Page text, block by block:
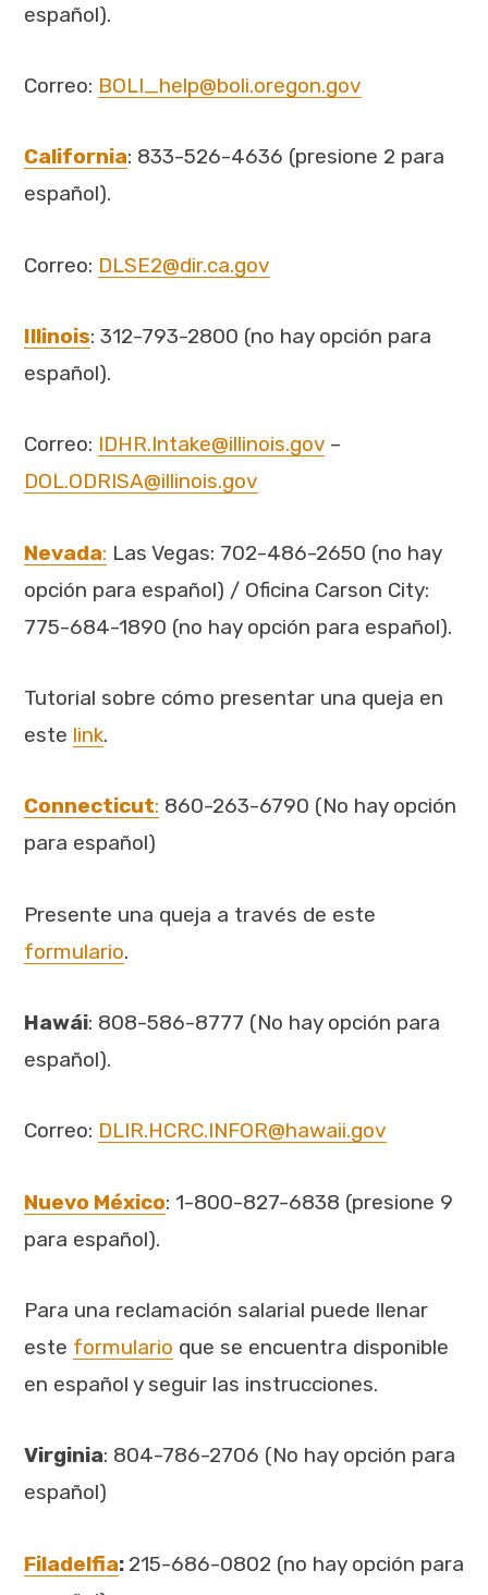
español).
Correo: BOLI_help@boli.oregon.gov
California: 833-526-4636 (presione 2 para
español).
Correo: DLSE2@dir.ca.gov
Illinois: 312-793-2800 (no hay opción para
español).
Correo: IDHR.Intake@illinois.gov –
DOL.ODRISA@illinois.gov
Nevada: Las Vegas: 702-486-2650 (no hay
opción para español) / Oficina Carson City:
775-684-1890 (no hay opción para español).
Tutorial sobre cómo presentar una queja en
este link.
Connecticut: 860-263-6790 (No hay opción
para español)
Presente una queja a través de este
formulario.
Hawái: 808-586-8777 (No hay opción para
español).
Correo: DLIR.HCRC.INFOR@hawaii.gov
Nuevo México: 1-800-827-6838 (presione 9
para español).
Para una reclamación salarial puede llenar
este formulario que se encuentra disponible
en español y seguir las instrucciones.
Virginia: 804-786-2706 (No hay opción para
español)
Filadelfia: 215-686-0802 (no hay opción para